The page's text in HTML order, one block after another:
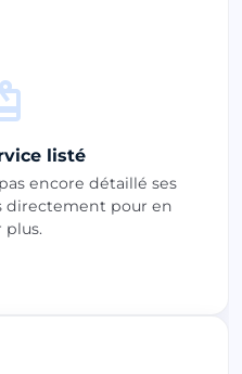
listé
encore détaillé ses
directement pour en
plus.